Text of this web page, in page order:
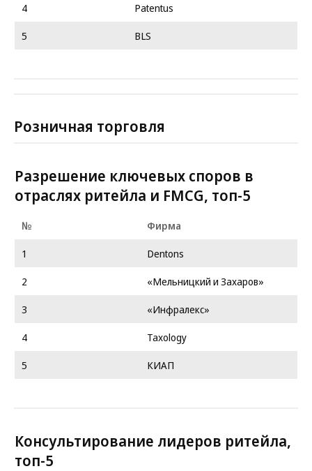
4
Patentus
5
BLS
Розничная торговля
Разрешение ключевых споров в
отраслях ритейла и FMCG, топ-5
№
Фирма
1
Dentons
2
«Мельницкий и Захаров»
3
«Инфралекс»
4
Taxology
5
КИАП
Консультирование лидеров ритейла,
топ-5